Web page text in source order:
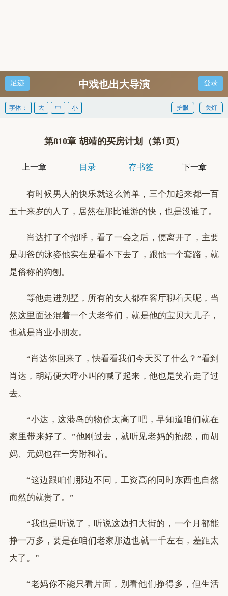
足迹 中戏也出大导演 登录
关灯
护眼
字体： 大 中 小
第810章 胡靖的买房计划（第1页）
上一章 目录 存书签 下一章
有时候男人的快乐就这么简单，三个加起来都一百
五十来岁的人了，居然在那比谁游的快，也是没谁了。
肖达打了个招呼，看了一会之后，便离开了，主要
是胡爸的泳姿他实在是看不下去了，跟他一个套路，就
是俗称的狗刨。
等他走进别墅，所有的女人都在客厅聊着天呢，当
然这里面还混着一个大老爷们，就是他的宝贝大儿子，
也就是肖业小朋友。
“肖达你回来了，快看看我们今天买了什么？”看到
肖达，胡靖便大呼小叫的喊了起来，他也是笑着走了过
去。
“小达，这港岛的物价太高了吧，早知道咱们就在
家里带来好了。”他刚过去，就听见老妈的抱怨，而胡
妈、元妈也在一旁附和着。
“这边跟咱们那边不同，工资高的同时东西也自然
而然的就贵了。”
“我也是听说了，听说这边扫大街的，一个月都能
挣一万多，要是在咱们老家那边也就一千左右，差距太
大了。”
“老妈你不能只看片面，别看他们挣得多，但生活